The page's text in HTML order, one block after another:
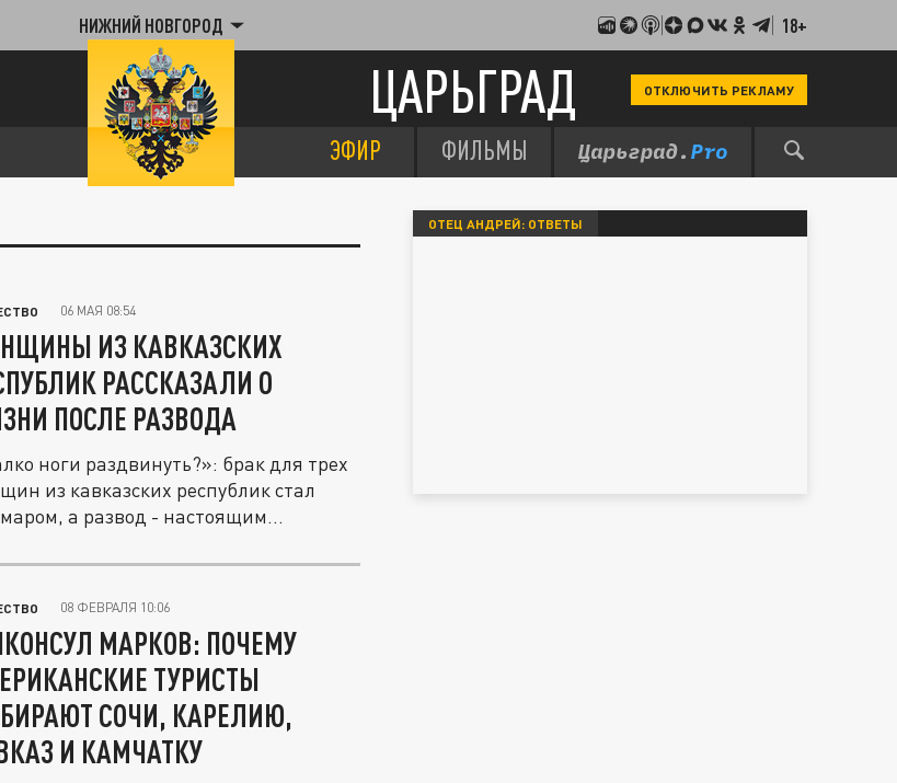
НИЖНИЙ НОВГОРОД 18+
ЦАРЬГРАД ОТКЛЮЧИТЬ РЕКЛАМУ
ЭФИР ФИЛЬМЫ
06 МАЯ 08:54
ИЗ КАВКАЗСКИХ
РАССКАЗАЛИ О
ПОСЛЕ РАЗВОДА
ноги раздвинуть?»: брак для трех
из кавказских республик стал
а развод - настоящим...
08 ФЕВРАЛЯ 10:06
МАРКОВ: ПОЧЕМУ
ТУРИСТЫ
СОЧИ, КАРЕЛИЮ,
И КАМЧАТКУ
ОТЕЦ АНДРЕЙ: ОТВЕТЫ